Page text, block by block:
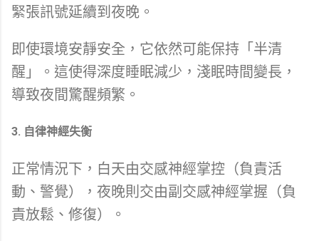
緊張訊號延續到夜晚。
即使環境安靜安全，它依然可能保持「半清
醒」。這使得深度睡眠減少，淺眠時間變長，
導致夜間驚醒頻繁。
3. 自律神經失衡
正常情況下，白天由交感神經掌控（負責活
動、警覺），夜晚則交由副交感神經掌握（負
責放鬆、修復）。